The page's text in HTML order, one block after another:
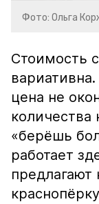
Фото: Ольга
Стоимость
цена не
количества
«берёшь
работает
предлагают